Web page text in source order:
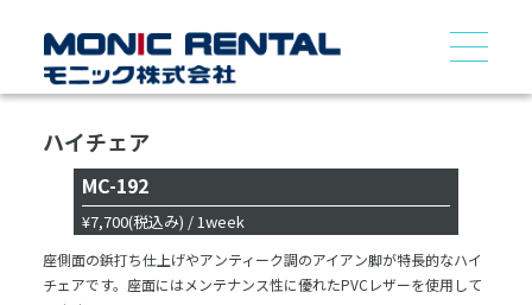
ハイチェア
MC-192
¥7,700(税込み) / 1week
座側面の鋲打ち仕上げやアンティーク調のアイアン脚が特長的なハイ
チェアです。座面にはメンテナンス性に優れたPVCレザーを使用して